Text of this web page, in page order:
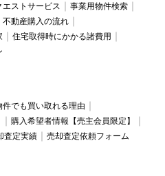
エストサービス
事業用物件検索
不動産購入の流れ
住宅取得時にかかる諸費用
件でも買い取れる理由
購入希望者情報【売主会員限定】
査定実績 売却査定依頼フォーム